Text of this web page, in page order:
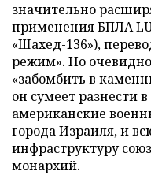
значительно
применения БПЛА
«Шахед-136»),
режим». Но
«забомбить в
он сумеет разнести
американские
города Израиля, и
инфраструктуру
монархий.